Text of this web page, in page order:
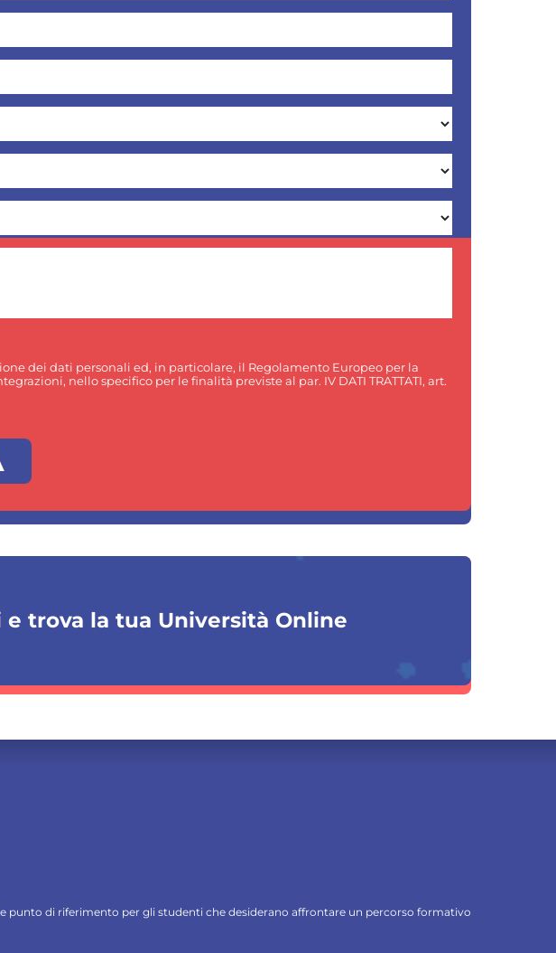
dei dati personali ed, in particolare, il Regolamento Europeo per la
nello specifico per le finalità previste al par. IV DATI TRATTATI, art.
trova la tua Università Online
punto di riferimento per gli studenti che desiderano affrontare un percorso formativo